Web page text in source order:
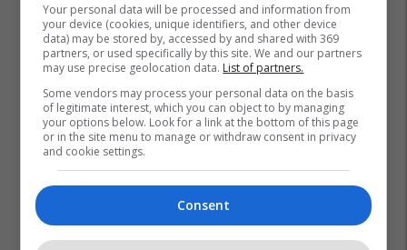
Your personal data will be processed and information from
your device (cookies, unique identifiers, and other device
data) may be stored by, accessed by and shared with 369
partners, or used specifically by this site. We and our partners
may use precise geolocation data. List of partners.
Some vendors may process your personal data on the basis
of legitimate interest, which you can object to by managing
your options below. Look for a link at the bottom of this page
or in the site menu to manage or withdraw consent in privacy
and cookie settings.
Consent